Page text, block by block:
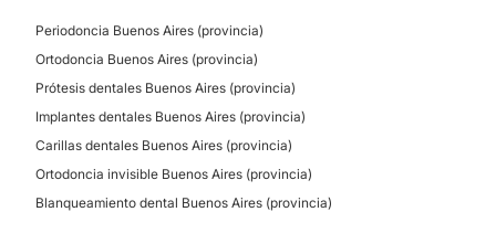
Periodoncia Buenos Aires (provincia)
Ortodoncia Buenos Aires (provincia)
Prótesis dentales Buenos Aires (provincia)
Implantes dentales Buenos Aires (provincia)
Carillas dentales Buenos Aires (provincia)
Ortodoncia invisible Buenos Aires (provincia)
Blanqueamiento dental Buenos Aires (provincia)